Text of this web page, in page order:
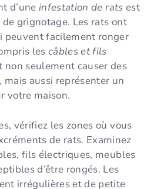
d’uneinfestation de rats est
grignotage. Les rats ont
peuvent facilement ronger
lescâbles et fils
non seulement causer des
aussi représenter un
votre maison.
vérifiez les zones où vous
de rats. Examinez
fils électriques, meubles
d’être rongés. Les
irrégulières et de petite